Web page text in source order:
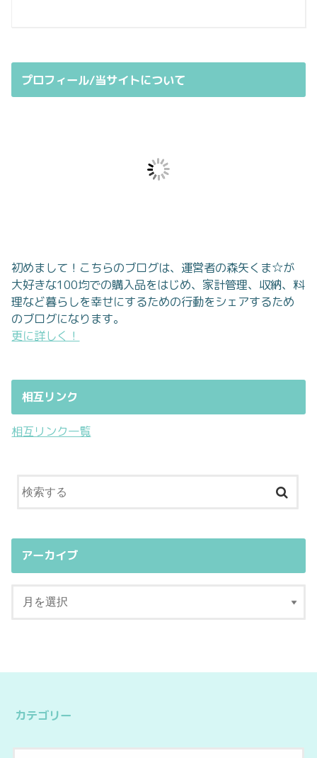
プロフィール/当サイトについて
初めまして！こちらのブログは、運営者の森矢くま☆が
大好きな100均での購入品をはじめ、家計管理、収納、料
理など暮らしを幸せにするための行動をシェアするため
のブログになります。
更に詳しく！
相互リンク
相互リンク一覧
アーカイブ
カテゴリー